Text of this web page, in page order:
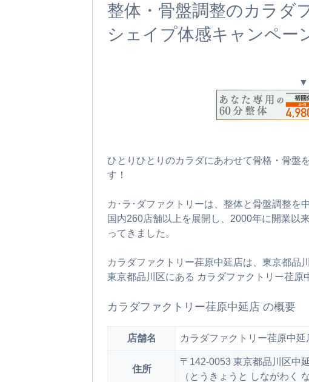
整体・骨盤調整のカラダ
シェイプ体感キャンペー
ひとりひとりのカラダにあわせて骨格・骨盤
す！
カ･ラ･ダファクトリーは、整体と骨盤調整を
国内260店舗以上を展開し、2000年に開業以
ってきました。
カラダファクトリー荏原中延店は、東京都品
東京都品川区にある カラダファクトリー荏原
カラダファクトリー荏原中延店 の概要
店舗名 カラダファクトリー荏原中延
住所
〒142-0053 東京都品川区中
（とうきょうと しながわく